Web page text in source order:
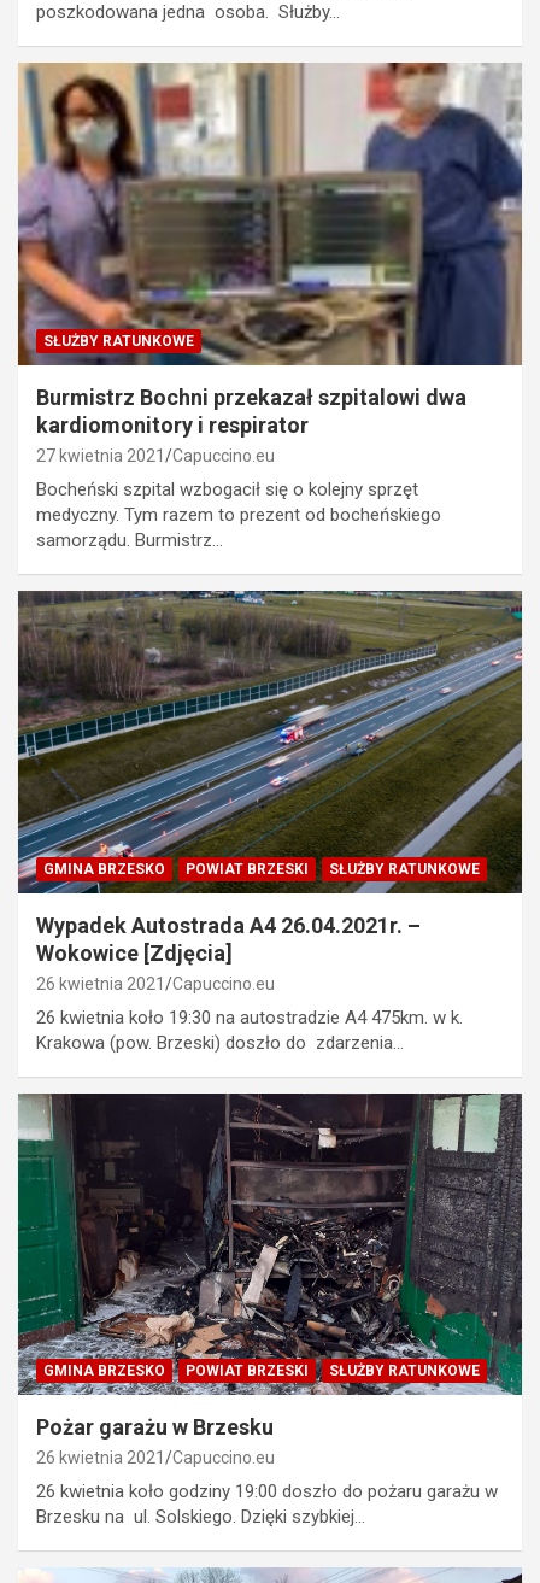
poszkodowana jedna osoba. Służby…
SŁUŻBY RATUNKOWE
Burmistrz Bochni przekazał szpitalowi dwa
kardiomonitory i respirator
27 kwietnia 2021 Capuccino.eu
Bocheński szpital wzbogacił się o kolejny sprzęt
medyczny. Tym razem to prezent od bocheńskiego
samorządu. Burmistrz…
GMINA BRZESKO POWIAT BRZESKI SŁUŻBY RATUNKOWE
Wypadek Autostrada A4 26.04.2021r. –
Wokowice [Zdjęcia]
26 kwietnia 2021 Capuccino.eu
26 kwietnia koło 19:30 na autostradzie A4 475km. w k.
Krakowa (pow. Brzeski) doszło do zdarzenia…
GMINA BRZESKO POWIAT BRZESKI SŁUŻBY RATUNKOWE
Pożar garażu w Brzesku
26 kwietnia 2021 Capuccino.eu
26 kwietnia koło godziny 19:00 doszło do pożaru garażu w
Brzesku na ul. Solskiego. Dzięki szybkiej…